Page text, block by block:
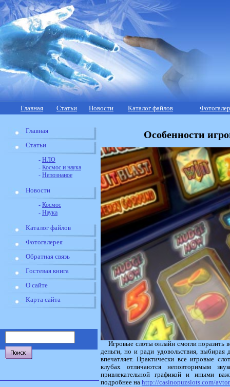
Главная Статьи Новости Каталог файлов
Главная
Статьи
- НЛО
- Космос и наука
- Непознаное
Новости
- Космос
- Наука
Каталог файлов
Фотогалерея
Обратная связь
Гостевая книга
О сайте
Карта сайта
Особенности
Игровые слоты онлайн смогли поразить
деньги, но и ради удовольствия,
впечатляет. Практически все игровые
клубах отличаются неповторимым
привлекательной графикой и иными
подробнее на http://casinopuzslots.com/